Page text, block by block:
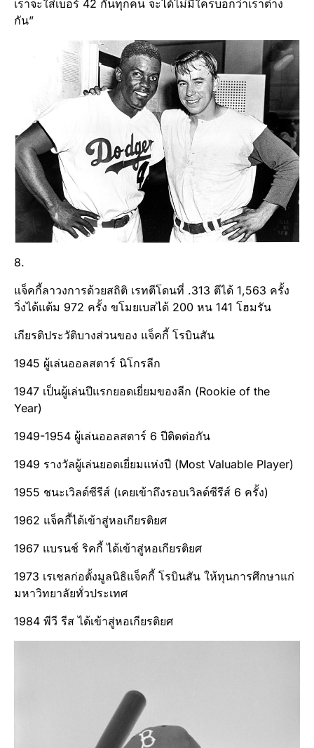
เราจะใส่เบอร์ 42 กันทุกคน จะได้ไม่มีใครบอกว่าเราต่าง
กัน”
8.
แจ็คกี้ลาวงการด้วยสถิติ เรทตีโดนที่ .313 ตีได้ 1,563 ครั้ง
วิ่งได้แต้ม 972 ครั้ง ขโมยเบสได้ 200 หน 141 โฮมรัน
เกียรติประวัติบางส่วนของ แจ็คกี้ โรบินสัน
1945 ผู้เล่นออลสตาร์ นิโกรลีก
1947 เป็นผู้เล่นปีแรกยอดเยี่ยมของลีก (Rookie of the
Year)
1949-1954 ผู้เล่นออลสตาร์ 6 ปีติดต่อกัน
1949 รางวัลผู้เล่นยอดเยี่ยมแห่งปี (Most Valuable Player)
1955 ชนะเวิลด์ซีรีส์ (เคยเข้าถึงรอบเวิลด์ซีรีส์ 6 ครั้ง)
1962 แจ็คกี้ได้เข้าสู่หอเกียรติยศ
1967 แบรนช์ ริคกี้ ได้เข้าสู่หอเกียรติยศ
1973 เรเชลก่อตั้งมูลนิธิแจ็คกี้ โรบินสัน ให้ทุนการศึกษาแก่
มหาวิทยาลัยทั่วประเทศ
1984 พีวี รีส ได้เข้าสู่หอเกียรติยศ